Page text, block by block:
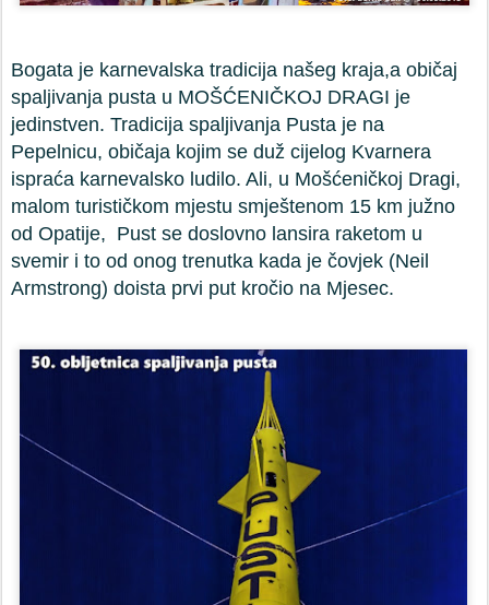
Bogata je karnevalska tradicija našeg kraja,a običaj
spaljivanja pusta u MOŠĆENIČKOJ DRAGI je
jedinstven. Tradicija spaljivanja Pusta je na
Pepelnicu, običaja kojim se duž cijelog Kvarnera
ispraća karnevalsko ludilo. Ali, u Mošćeničkoj Dragi,
malom turističkom mjestu smještenom 15 km južno
od Opatije, Pust se doslovno lansira raketom u
svemir i to od onog trenutka kada je čovjek (Neil
Armstrong) doista prvi put kročio na Mjesec.